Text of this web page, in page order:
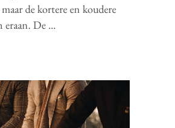
de kortere en koudere
eraan. De